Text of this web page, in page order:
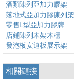
酒類陳列亞加力膠架
落地式亞加力膠陳列架
零售L型亞加力膠牌
店鋪陳列木架木櫃
發泡板安迪板展示架
相關鏈接